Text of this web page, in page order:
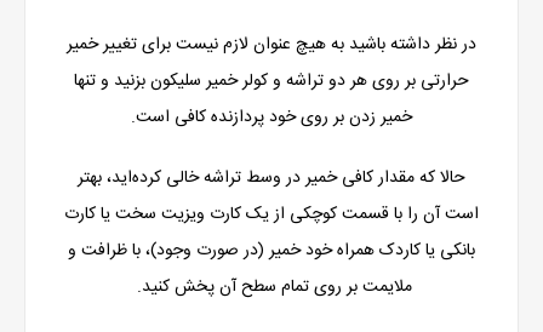
در نظر داشته باشید به هیچ عنوان لازم نیست برای تغییر خمیر
حرارتی بر روی هر دو تراشه و کولر خمیر سلیکون بزنید و تنها
خمیر زدن بر روی خود پردازنده کافی است.
حالا که مقدار کافی خمیر در وسط تراشه خالی کرده‌اید، بهتر
است آن را با قسمت کوچکی از یک کارت ویزیت سخت یا کارت
بانکی یا کاردک همراه خود خمیر (در صورت وجود)، با ظرافت و
ملایمت بر روی تمام سطح آن پخش کنید.